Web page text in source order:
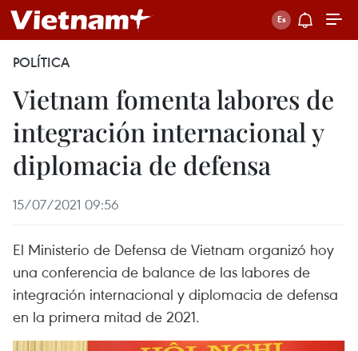
POLÍTICA
Vietnam fomenta labores de
integración internacional y
diplomacia de defensa
15/07/2021 09:56
El Ministerio de Defensa de Vietnam organizó hoy
una conferencia de balance de las labores de
integración internacional y diplomacia de defensa
en la primera mitad de 2021.